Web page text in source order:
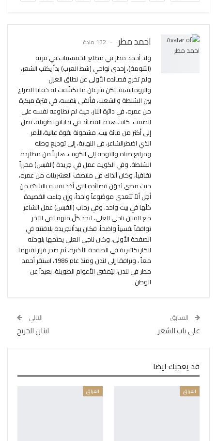
احمد مطر 132 مادة
ولد أحمد مطر في مطلع الخمسينات،في قرية
(التنومة)، إحدى نواحي (شط العرب) بدأ يكتب الشعر،
ولم تخرج قصائده الأولى عن نطاق الغزل
والرومانسية، لكن سرعان ما تكشّفت له خفايا الصراع
بين السُلطة والشعب، فألقى بنفسه، في فترة مبكرة
من عمره، في دائرة النار، حيث لم تطاوعه نفسه على
الصمت، كانت هذه القصائد في بداياتها طويلة، تصل
إلى أكثر من مائة بيت، مشحونة بقوة عالية،الأمر
الذي اضطرالشاعر، في النهاية، إلى توديع وطنه
ومرابع صباه والتوجه إلى الكويت، هارباً من مطاردة
السُلطة. وفي الكويت عمل في جريدة (القبس) محرراً
ثقافياً، وكان آنذاك في منتصف العشرينات من عمره،
حيث مضى يُدوّن قصائده التي أخذ نفسه بالشدّة من
أجل ألاّ تتعدى موضوعاً واحداً، وإن جاءت القصيدة
كلّها في بيت واحد. وفي رحاب (القبس) عمل الشاعر
مع الفنان ناجي العلي، ليجد كلّ منهما في الآخر
توافقاً نفسياً واضحاً، فكان يبدأالجريدة بلافتته في
الصفحة الأولى، وكان ناجي العلي يختمها بلوحته
الكاريكاتيرية في الصفحة الأخيرة. ثم صدر قرار نفيهما
معاً ، وترافقا إلى لندن ومنذ عام 1986، استقر أحمد
مطر في لندن، ليُمضي الأعوام الطويلة، بعيداً عن
الوطن
السابق
على باب الشعر
التالي
لبنان الجريح
قد يعجبك ايضا
العراق العراق